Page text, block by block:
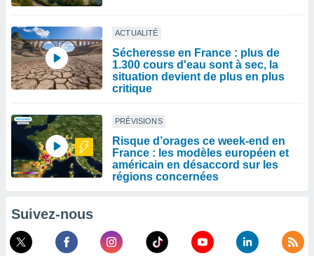
ACTUALITÉ
Sécheresse en France : plus de
1.300 cours d'eau sont à sec, la
situation devient de plus en plus
critique
PRÉVISIONS
Risque d’orages ce week-end en
France : les modèles européen et
américain en désaccord sur les
régions concernées
Suivez-nous